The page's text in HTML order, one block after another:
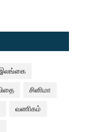
சினிமா
வணிகம்